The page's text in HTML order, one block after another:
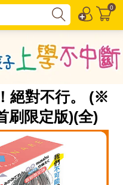
0
絕對不行。 (※
刷限定版)(全)